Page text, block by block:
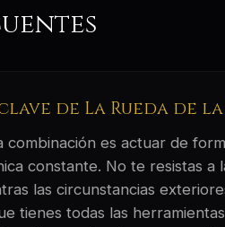
de La Rueda de
combinación es actuar de
constante. No te resistas a
las circunstancias
tienes todas las